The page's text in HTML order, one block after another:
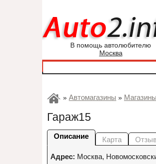
В помощь автолюбителю
Москва
» Автомагазины »
Гараж15
Описание Карта
Адрес: Москва,